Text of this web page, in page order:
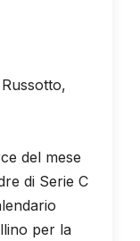
del mese
di Serie C
per la